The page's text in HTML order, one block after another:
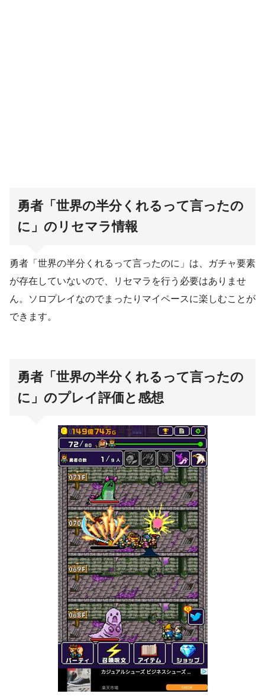
勇者「世界の半分くれるって言ったの
に」のリセマラ情報
勇者「世界の半分くれるって言ったのに」は、ガチャ要素
が存在していないので、リセマラを行う必要はありませ
ん。ソロプレイなのでまったりマイペースに楽しむことが
できます。
勇者「世界の半分くれるって言ったの
に」のプレイ評価と感想